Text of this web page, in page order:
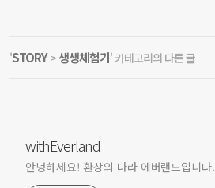
'STORY>생생체험기' 카테고리의 다른 글
withEverland
안녕하세요! 환상의 나라 에버랜드입니다.